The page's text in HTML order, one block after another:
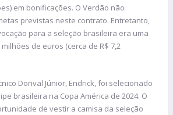
em bonificações. O Verdão não
previstas neste contrato. Entretanto,
para a seleção brasileira era uma
de euros (cerca de R$ 7,2
Dorival Júnior, Endrick, foi selecionado
brasileira na Copa América de 2024. O
de vestir a camisa da seleção